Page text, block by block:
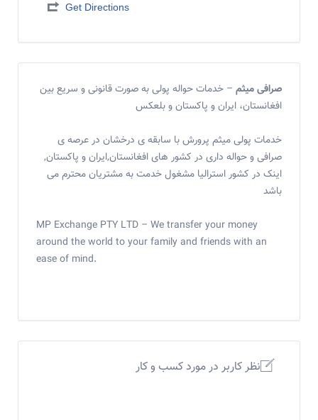
Get Directions
صرافی میثم – خدمات حواله پولی به صورت قانونی و سریع بین
افغانستان، ایران و پاکستان و بلعکس
خدمات پولی میثم پرورش با سابقه ی درخشان در عرصه ی
صرافی و حواله داری در کشور های افغانستان,ایران و پاکستان,
اینک در کشور استرالیا مشغول خدمت به مشتریان محترم می
باشد
MP Exchange PTY LTD – We transfer your money
around the world to your family and friends with an
ease of mind.
نظر کاربر در مورد کسب و کار